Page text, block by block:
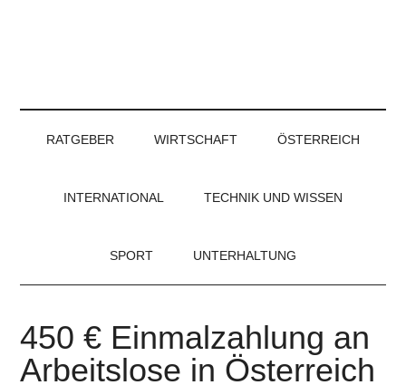
RATGEBER WIRTSCHAFT ÖSTERREICH
INTERNATIONAL TECHNIK UND WISSEN
SPORT UNTERHALTUNG
450 € Einmalzahlung an
Arbeitslose in Österreich